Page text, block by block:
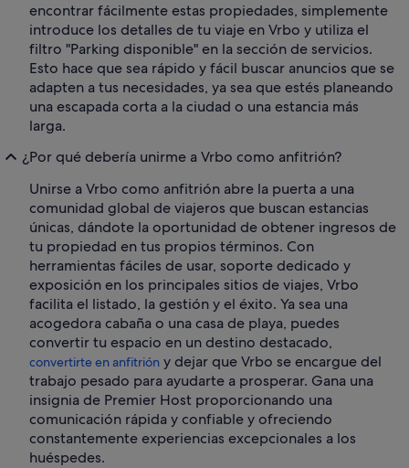
encontrar fácilmente estas propiedades, simplemente
introduce los detalles de tu viaje en Vrbo y utiliza el
filtro "Parking disponible" en la sección de servicios.
Esto hace que sea rápido y fácil buscar anuncios que se
adapten a tus necesidades, ya sea que estés planeando
una escapada corta a la ciudad o una estancia más
larga.
¿Por qué debería unirme a Vrbo como anfitrión?
Unirse a Vrbo como anfitrión abre la puerta a una
comunidad global de viajeros que buscan estancias
únicas, dándote la oportunidad de obtener ingresos de
tu propiedad en tus propios términos. Con
herramientas fáciles de usar, soporte dedicado y
exposición en los principales sitios de viajes, Vrbo
facilita el listado, la gestión y el éxito. Ya sea una
acogedora cabaña o una casa de playa, puedes
convertir tu espacio en un destino destacado,
convertirte en anfitrión y dejar que Vrbo se encargue del
trabajo pesado para ayudarte a prosperar. Gana una
insignia de Premier Host proporcionando una
comunicación rápida y confiable y ofreciendo
constantemente experiencias excepcionales a los
huéspedes.